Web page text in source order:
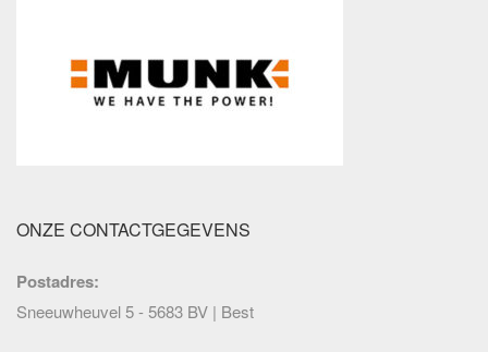
ONZE CONTACTGEGEVENS
Postadres:
Sneeuwheuvel 5 - 5683 BV | Best